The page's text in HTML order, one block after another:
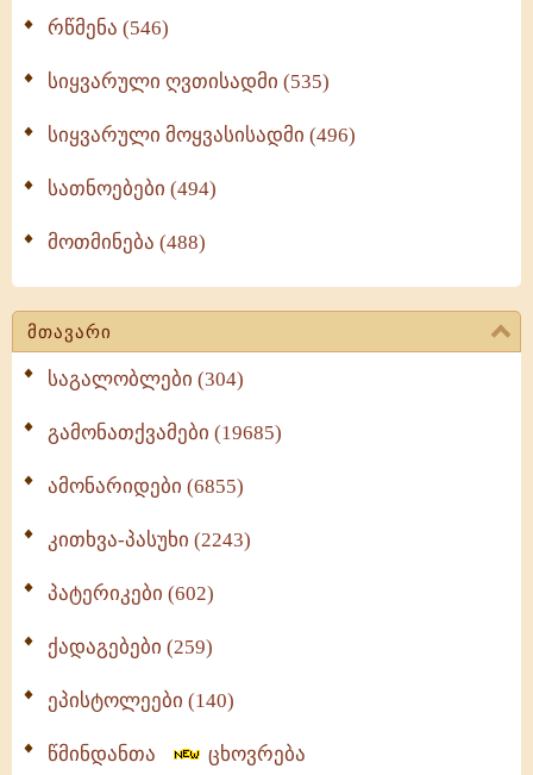
რწმენა (546)
სიყვარული ღვთისადმი (535)
სიყვარული მოყვასისადმი (496)
სათნოებები (494)
მოთმინება (488)
მთავარი
საგალობლები (304)
გამონათქვამები (19685)
ამონარიდები (6855)
კითხვა-პასუხი (2243)
პატერიკები (602)
ქადაგებები (259)
ეპისტოლეები (140)
წმინდანთა ცხოვრება